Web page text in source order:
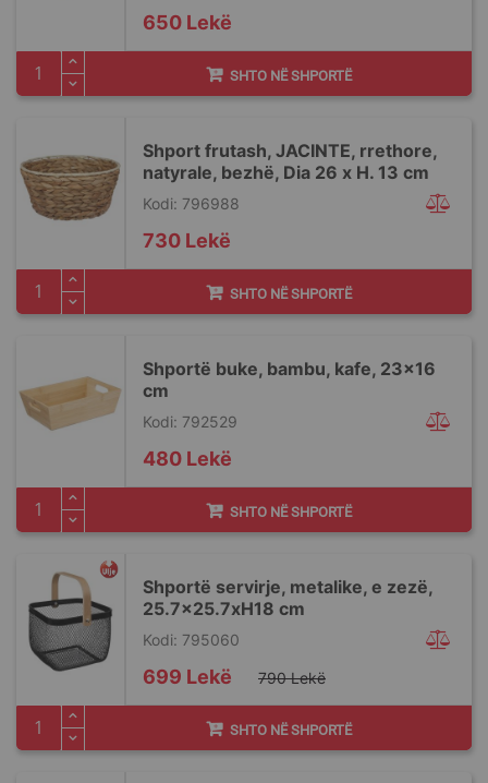
650 Lekë
SHTO NË SHPORTË
Shport frutash, JACINTE, rrethore,
natyrale, bezhë, Dia 26 x H. 13 cm
Kodi: 796988
730 Lekë
SHTO NË SHPORTË
Shportë buke, bambu, kafe, 23x16
cm
Kodi: 792529
480 Lekë
SHTO NË SHPORTË
Shportë servirje, metalike, e zezë,
25.7x25.7xH18 cm
Kodi: 795060
Special
Price
699 Lekë 790 Lekë
SHTO NË SHPORTË